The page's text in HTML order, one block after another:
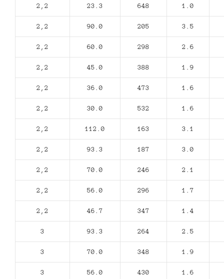
2,2 23.3 648 1.0
2,2 90.0 205 3.5
2,2 60.0 298 2.6
2,2 45.0 388 1.9
2,2 36.0 473 1.6
2,2 30.0 532 1.6
2,2 112.0 163 3.1
2,2 93.3 187 3.0
2,2 70.0 246 2.1
2,2 56.0 296 1.7
2,2 46.7 347 1.4
3 93.3 264 2.5
3 70.0 348 1.9
3 56.0 430 1.6